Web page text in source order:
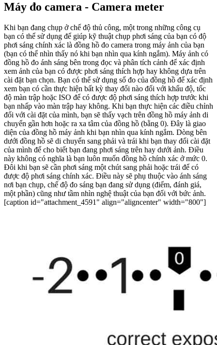
Máy đo camera - Camera meter
Khi bạn đang chụp ở chế độ thủ công, một trong những công cụ
bạn có thể sử dụng để giúp kỹ thuật chụp phơi sáng của bạn có độ
phơi sáng chính xác là đồng hồ đo camera trong máy ảnh của bạn
(bạn có thể nhìn thấy nó khi bạn nhìn qua kính ngắm). Máy ảnh có
đồng hồ đo ánh sáng bên trong đọc và phân tích cảnh để xác định
xem ảnh của bạn có được phơi sáng thích hợp hay không dựa trên
cài đặt bạn chọn. Bạn có thể sử dụng số đo của đồng hồ để xác định
xem bạn có cần thực hiện bất kỳ thay đổi nào đối với khẩu độ, tốc
độ màn trập hoặc ISO để có được độ phơi sáng thích hợp trước khi
bạn nhấp vào màn trập hay không. Khi bạn thực hiện các điều chỉnh
đối với cài đặt của mình, bạn sẽ thấy vạch trên đồng hồ máy ảnh di
chuyển gần hơn hoặc ra xa tâm của đồng hồ (bằng 0). Đây là giao
diện của đồng hồ máy ảnh khi bạn nhìn qua kính ngắm. Dòng bên
dưới đồng hồ sẽ di chuyển sang phải và trái khi bạn thay đổi cài đặt
của mình để cho biết bạn đang phơi sáng trên hay dưới ảnh. Điều
này không có nghĩa là bạn luôn muốn đồng hồ chính xác ở mức 0.
Đôi khi bạn sẽ cần phơi sáng một chút sang phải hoặc trái để có
được độ phơi sáng chính xác. Điều này sẽ phụ thuộc vào ánh sáng
nơi bạn chụp, chế độ đo sáng bạn đang sử dụng (điểm, đánh giá,
một phần) cũng như tầm nhìn nghệ thuật của bạn đối với bức ảnh.
[caption id="attachment_4591" align="aligncenter" width="800"]